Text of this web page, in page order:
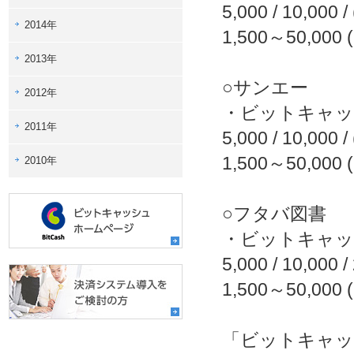
2014年
2013年
2012年
2011年
2010年
5,000 / 10,000
1,500～50,000
○サンエー
・ビットキャ
5,000 / 10,000
1,500～50,000
○フタバ図書
・ビットキャ
5,000 / 10,000
1,500～50,000
「ビットキャ